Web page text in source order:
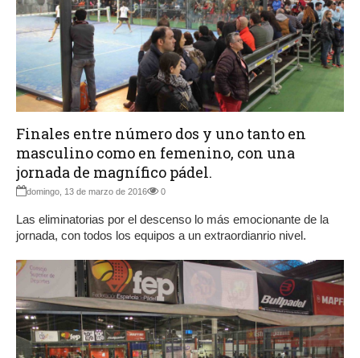
Finales entre número dos y uno tanto en
masculino como en femenino, con una
jornada de magnífico pádel.
domingo, 13 de marzo de 2016 0
Las eliminatorias por el descenso lo más emocionante de la
jornada, con todos los equipos a un extraordianrio nivel.